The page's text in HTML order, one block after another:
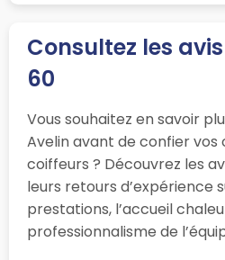
Consultez les
60
Vous souhaitez en savoir
Avelin avant de confier vos
coiffeurs ? Découvrez les
leurs retours d’expérience
prestations, l’accueil
professionnalisme de